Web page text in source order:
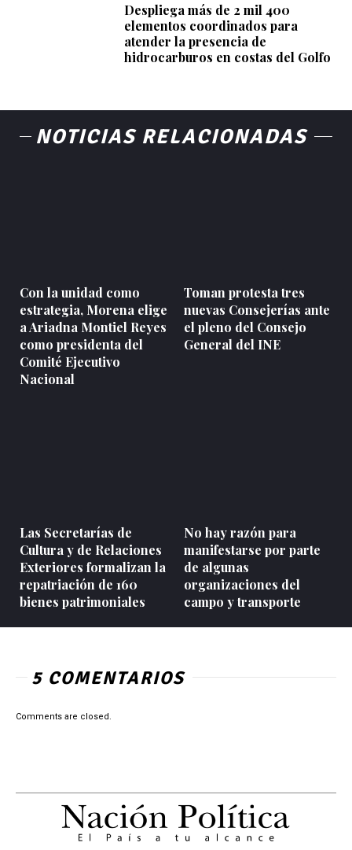
Despliega más de 2 mil 400
elementos coordinados para
atender la presencia de
hidrocarburos en costas del Golfo
NOTICIAS RELACIONADAS
Con la unidad como
estrategia, Morena elige
a Ariadna Montiel Reyes
como presidenta del
Comité Ejecutivo
Nacional
Toman protesta tres
nuevas Consejerías ante
el pleno del Consejo
General del INE
Las Secretarías de
Cultura y de Relaciones
Exteriores formalizan la
repatriación de 160
bienes patrimoniales
No hay razón para
manifestarse por parte
de algunas
organizaciones del
campo y transporte
5 COMENTARIOS
Comments are closed.